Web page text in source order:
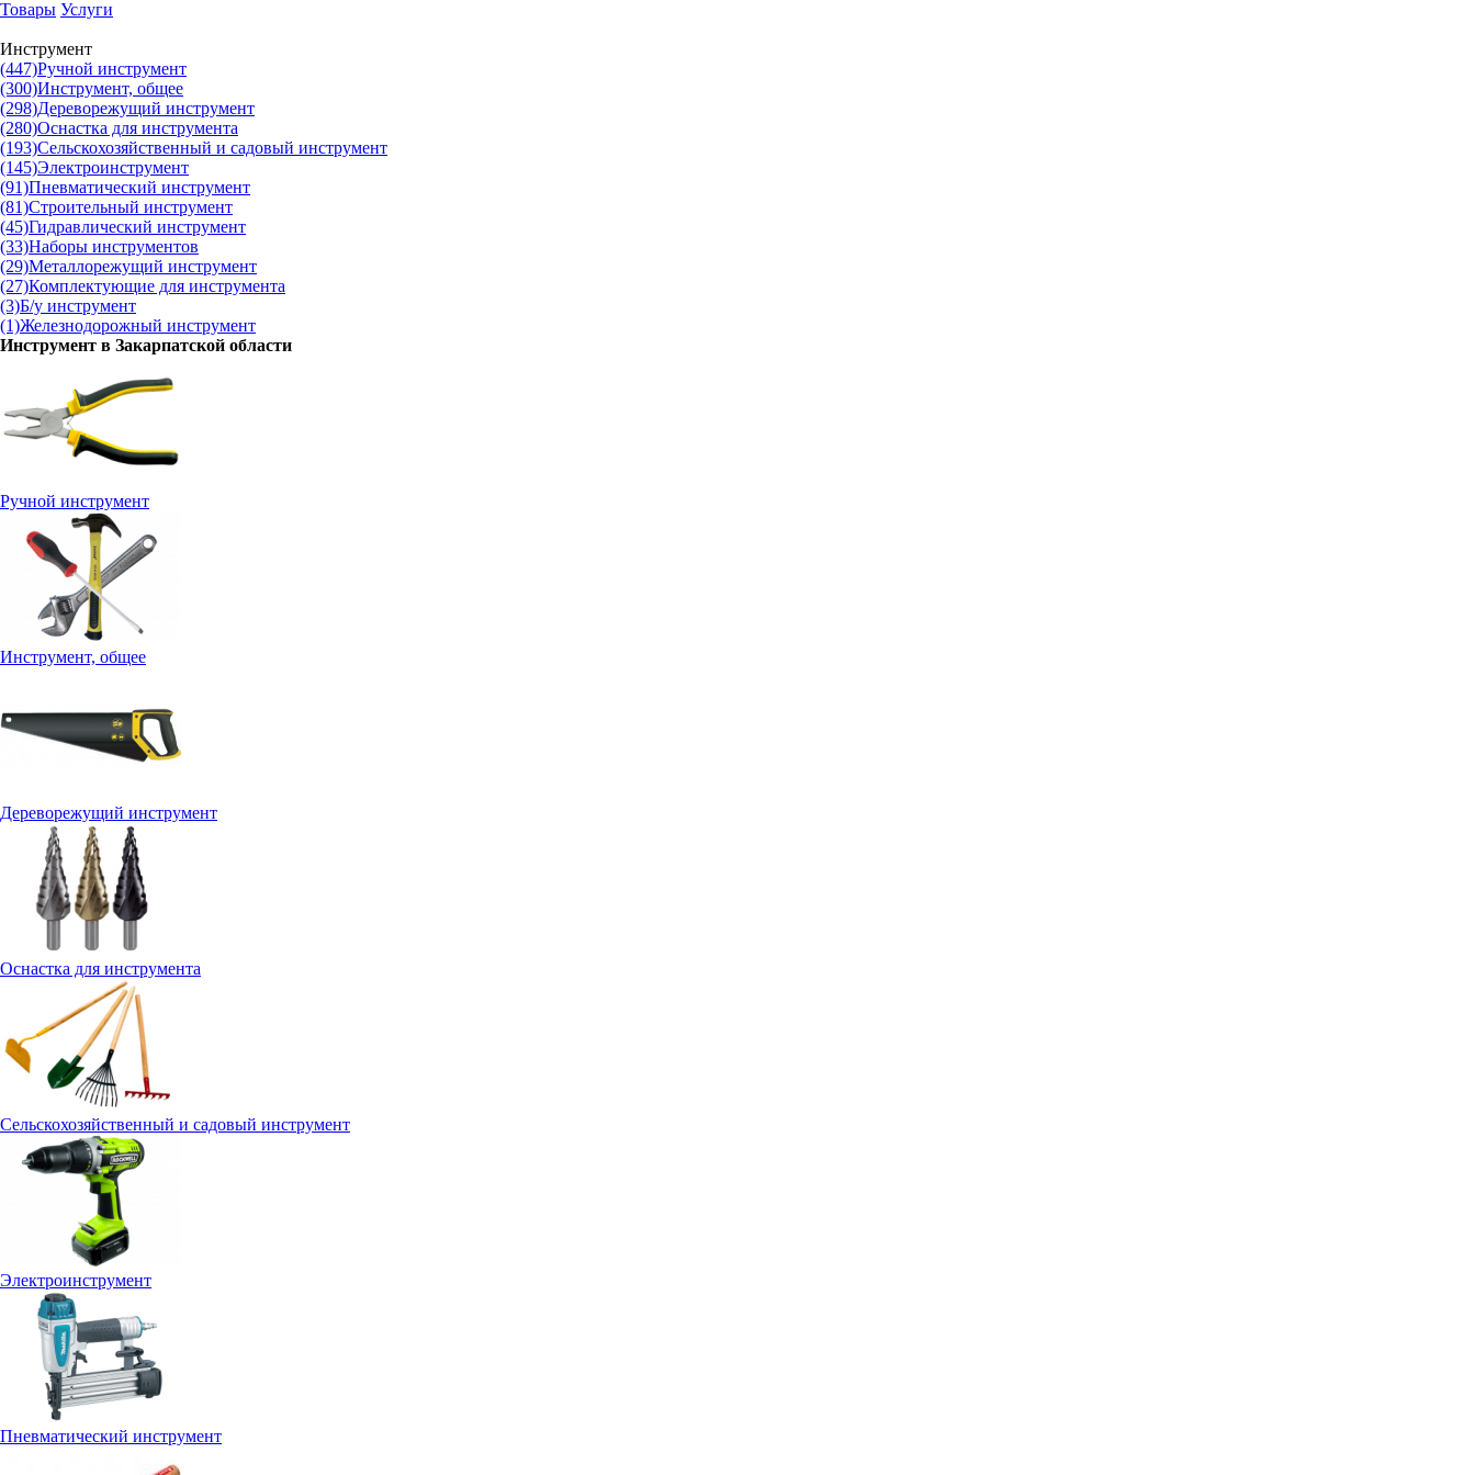
Товары Услуги
Инструмент
(447)Ручной инструмент
(300)Инструмент, общее
(298)Дереворежущий инструмент
(280)Оснастка для инструмента
(193)Сельскохозяйственный и садовый инструмент
(145)Электроинструмент
(91)Пневматический инструмент
(81)Строительный инструмент
(45)Гидравлический инструмент
(33)Наборы инструментов
(29)Металлорежущий инструмент
(27)Комплектующие для инструмента
(3)Б/у инструмент
(1)Железнодорожный инструмент
Инструмент в Закарпатской области
Ручной инструмент
Инструмент, общее
Дереворежущий инструмент
Оснастка для инструмента
Сельскохозяйственный и садовый инструмент
Электроинструмент
Пневматический инструмент